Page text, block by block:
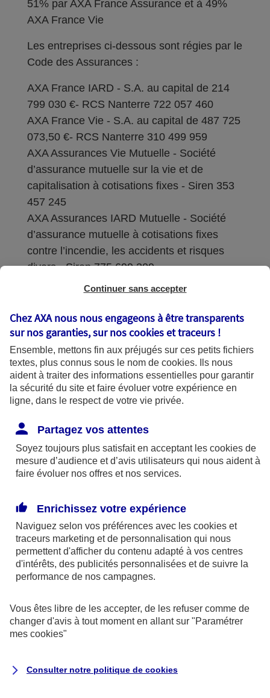
51% par AXA France Assurance et à 49%
AXA France Vie
Les entreprises ci-dessous sont régies par le
Code des Assurances :
AXA France IARD - S.A. au capital de 214
799 030 €- RCS Nanterre 722 057 460
AXA France Vie - S.A. au capital de 487 725
073,50 €- RCS Nanterre 310 499 959
AXA Assurances Vie Mutuelle - Société
d’assurance mutuelle sur la vie et de
capitalisation à cotisations fixes - Siren 353
457 245
AXA Assurances IARD Mutuelle - Société
d’assurance mutuelle à cotisations fixes
contre l’incendie, les accidents et risques
divers - Siren 775 699 309
Sièges sociaux : 313 Terrasses de l’Arche –
Coordonnées de l'Autorité de contrôle
prudentiel et de résolution (ACPR) : - 4
Place de Budapest - CS 92459 - 75436
Paris Cedex 09. Le détail des procédures de
recours et de réclamation et les
disponibles sur le site axa.fr.
AXA France IARD et AXA France Vie sont
mandataires exclusifs en opérations de
246 et n°13 005 764 (consultable
surwww.orias.fr)
AXA Assistance France Assurances,
S.A au capital de 51 429 430,40 €,
Siège social :
8-10, rue Paul Vaillant Couturier
Continuer sans accepter
Chez AXA nous nous engageons à être transparents
sur nos garanties, sur noscookies et traceurs !
Ensemble, mettons fin aux préjugés sur ces petits fichiers
textes, plus connus sous le nom de cookies. Ils nous
aident à traiter des informations essentielles pour garantir
la sécurité du site et faire évoluer votre expérience en
ligne, dans le respect de votre vie privée.
Partagez vos attentes
Soyez toujours plus satisfait en acceptant les cookies de
mesure d’audience et d’avis utilisateurs qui nous aident à
faire évoluer nos offres et nos services.
Enrichissez votre expérience
Naviguez selon vos préférences avec les cookies et
traceurs marketing et de personnalisation qui nous
permettent d'afficher du contenu adapté à vos centres
d'intérêts, des publicités personnalisées et de suivre la
performance de nos campagnes.
Vous êtes libre de les accepter, de les refuser comme de
changer d'avis à tout moment en allant sur "Paramétrer
mes cookies"
Consulter notre politique de cookies